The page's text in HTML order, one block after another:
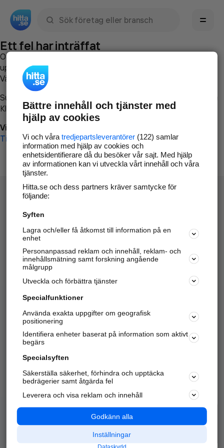
Ett fel har inträffat
Om du vill kan du
uppstod så att vi lättare och snabbare kan avhjälpa det.
Vänligen försök med följande:
Surfa till
Klicka påTillbaka-knappen i webbläsaren och försök igen
Vi beklagar besväret!
Till startsidan
Hitta.se - Gratis nummerupplysning.
Sök företag, personer och platser.
Hitta telefonnummer, adresser, företagsinfo mm.
Marknadsför företaget
Kom igång och annonsera mot
samarbetspartners nära dig.
Alla kategorier
Populära sökningar
API & Kartor
Annonsera
Integritet
Nödnummer
Bättre innehåll och tjänster med
hjälp av cookies
Vi och våra tredjepartsleverantörer(122) samlar
information med hjälp av cookies och
enhetsidentifierare då du besöker vår sajt. Med hjälp
av informationen kan vi utveckla vårt innehåll och våra
tjänster.
Hitta.se och dess partners kräver samtycke för
följande:
Syften
Lagra och/eller få åtkomst till information på en
enhet
Personanpassad reklam och innehåll, reklam- och
innehållsmätning samt forskning angående
målgrupp
Utveckla och förbättra tjänster
Specialfunktioner
Använda exakta uppgifter om geografisk
positionering
Identifiera enheter baserat på information som aktivt
begärs
Specialsyften
Säkerställa säkerhet, förhindra och upptäcka
bedrägerier samt åtgärda fel
Leverera och visa reklam och innehåll
Godkänn alla
Inställningar
Dataskydd